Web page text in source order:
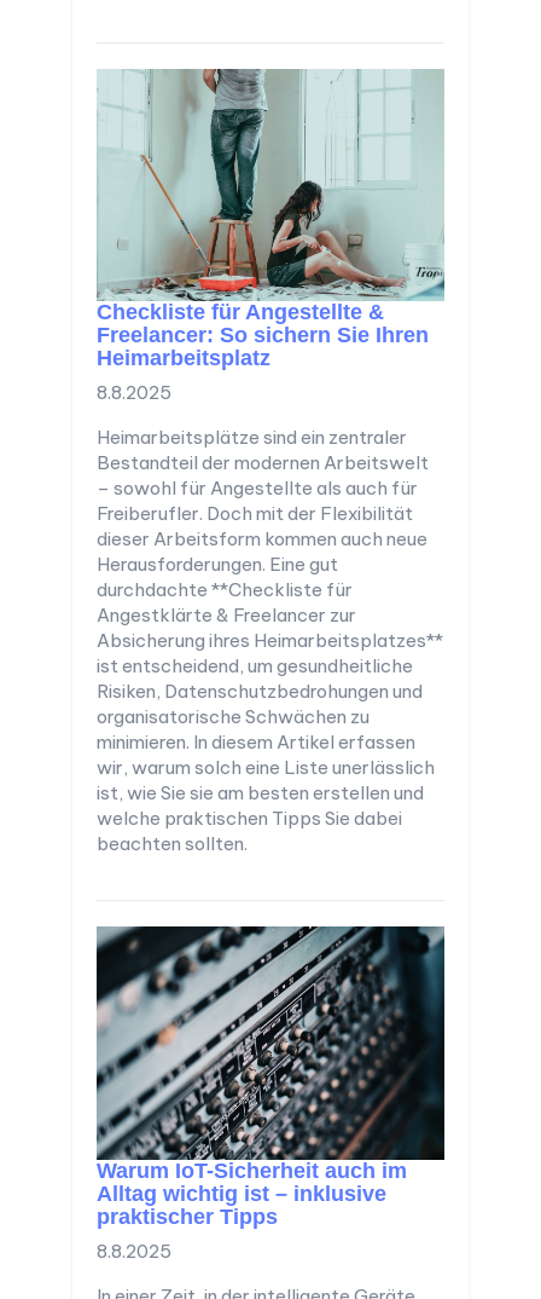
Checkliste für Angestellte &
Freelancer: So sichern Sie Ihren
Heimarbeitsplatz
8.8.2025
Heimarbeitsplätze sind ein zentraler
Bestandteil der modernen Arbeitswelt
– sowohl für Angestellte als auch für
Freiberufler. Doch mit der Flexibilität
dieser Arbeitsform kommen auch neue
Herausforderungen. Eine gut
durchdachte **Checkliste für
Angestklärte & Freelancer zur
Absicherung ihres Heimarbeitsplatzes**
ist entscheidend, um gesundheitliche
Risiken, Datenschutzbedrohungen und
organisatorische Schwächen zu
minimieren. In diesem Artikel erfassen
wir, warum solch eine Liste unerlässlich
ist, wie Sie sie am besten erstellen und
welche praktischen Tipps Sie dabei
beachten sollten.
Warum IoT-Sicherheit auch im
Alltag wichtig ist – inklusive
praktischer Tipps
8.8.2025